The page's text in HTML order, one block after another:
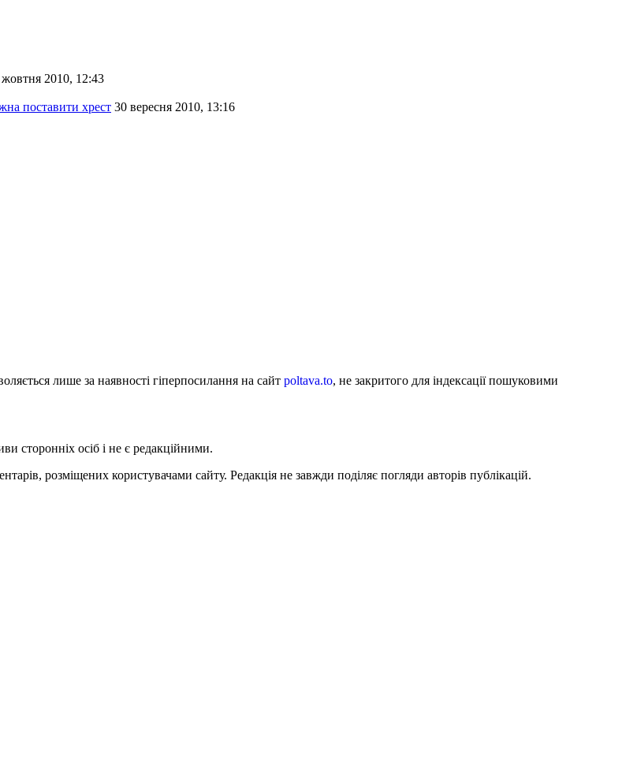
жовтня 2010, 12:43
поставити хрест 30 вересня 2010, 13:16
лише за наявності гіперпосилання на сайт poltava.to, не закритого для індексації пошуковими
сторонніх осіб і не є редакційними.
розміщених користувачами сайту. Редакція не завжди поділяє погляди авторів публікацій.